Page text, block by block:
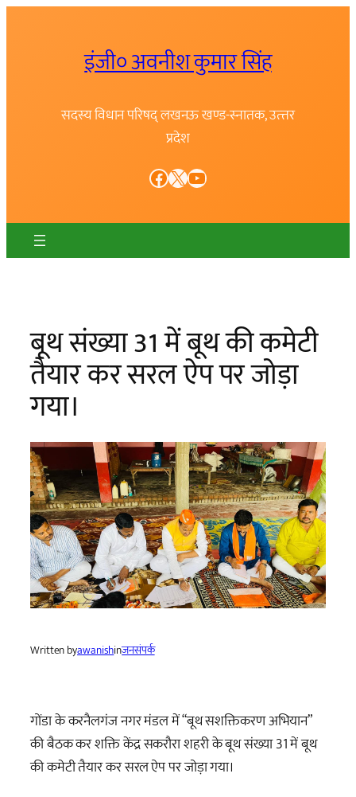
इंजी० अवनीश कुमार सिंह
सदस्य विधान परिषद् लखनऊ खण्ड-स्नातक, उत्त्तर
प्रदेश
Facebook X YouTube
बूथ संख्या 31 में बूथ की कमेटी
तैयार कर सरल ऐप पर जोड़ा
गया।
Written byawanishinजनसंपर्क
गोंडा के करनैलगंज नगर मंडल में “बूथ सशक्तिकरण अभियान”
की बैठक कर शक्ति केंद्र सकरौरा शहरी के बूथ संख्या 31 में बूथ
की कमेटी तैयार कर सरल ऐप पर जोड़ा गया।